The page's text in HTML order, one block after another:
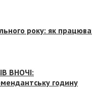
року: як
ВНОЧІ:
годину